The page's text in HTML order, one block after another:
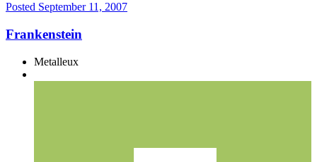
Posted September 11, 2007
Frankenstein
Metalleux